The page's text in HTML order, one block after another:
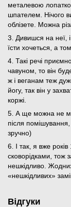
металевою
шпателем. Нічого
облізете. Можна
3. Дивишся на неї,
їсти хочеться, а
4. Такі речі
чавуном, то він
ж і веганам теж
йогу, так він у
коржі.
5. А ще можна не
після
зручно)
6. І так, я вже
сковорідками, тож
нешкідливо.
«нешкідливих»
Відгуки